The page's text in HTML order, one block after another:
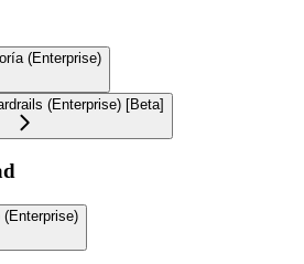
(Enterprise)
(Enterprise) [Beta]